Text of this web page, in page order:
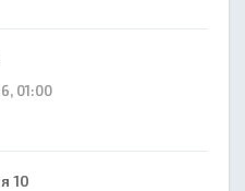
01:00
10